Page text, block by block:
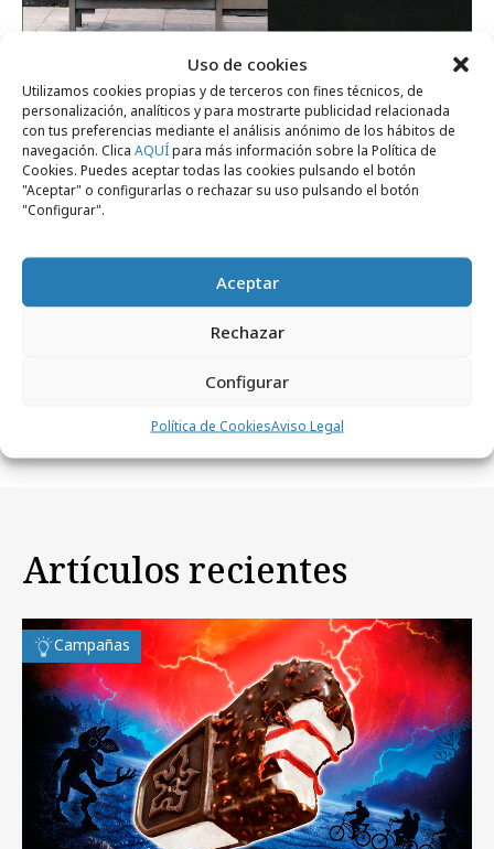
Uso de cookies
Utilizamos cookies propias y de terceros con fines técnicos, de
personalización, analíticos y para mostrarte publicidad relacionada
con tus preferencias mediante el análisis anónimo de los hábitos de
navegación. Clica AQUÍpara más información sobre la Política de
Cookies. Puedes aceptar todas las cookies pulsando el botón
"Aceptar" o configurarlas o rechazar su uso pulsando el botón
"Configurar".
Aceptar
Rechazar
Configurar
Política de CookiesAviso Legal
Comparte
Noticias Relacionadas
No se han encontrado noticias relacionadas.
Artículos recientes
Campañas